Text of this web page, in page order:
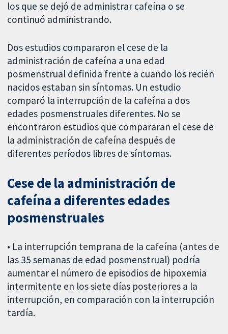
los que se dejó de administrar cafeína o se
continuó administrando.
Dos estudios compararon el cese de la
administración de cafeína a una edad
posmenstrual definida frente a cuando los recién
nacidos estaban sin síntomas. Un estudio
comparó la interrupción de la cafeína a dos
edades posmenstruales diferentes. No se
encontraron estudios que compararan el cese de
la administración de cafeína después de
diferentes períodos libres de síntomas.
Cese de la administración de
cafeína a diferentes edades
posmenstruales
• La interrupción temprana de la cafeína (antes de
las 35 semanas de edad posmenstrual) podría
aumentar el número de episodios de hipoxemia
intermitente en los siete días posteriores a la
interrupción, en comparación con la interrupción
tardía.